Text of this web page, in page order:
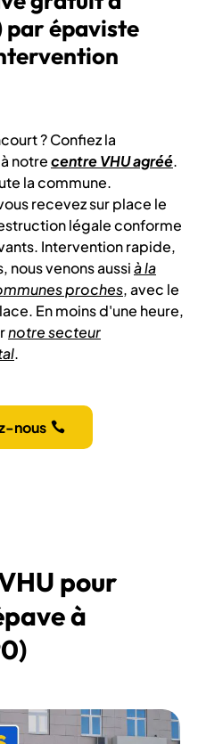
par épaviste
? Confiez la
notrecentre VHU agréé.
la commune.
recevez sur place le
légale conforme
Intervention rapide,
nous venons aussià la
proches, avec le
En moins d'une heure,
notre secteur
.
nous
pour
à